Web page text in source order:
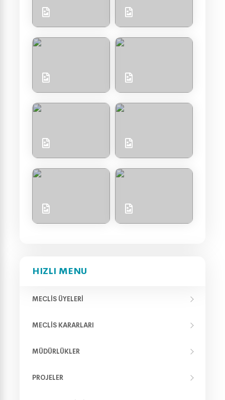
HIZLI MENU
MECLIS ÜYELERI
MECLIS KARARLARI
MÜDÜRLÜKLER
PROJELER